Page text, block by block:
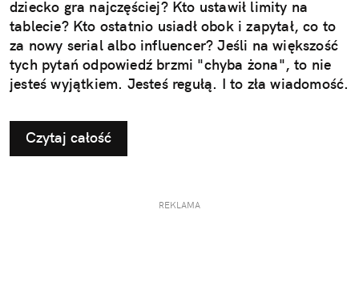
dziecko gra najczęściej? Kto ustawił limity na
tablecie? Kto ostatnio usiadł obok i zapytał, co to
za nowy serial albo influencer? Jeśli na większość
tych pytań odpowiedź brzmi "chyba żona", to nie
jesteś wyjątkiem. Jesteś regułą. I to zła wiadomość.
Czytaj całość
REKLAMA